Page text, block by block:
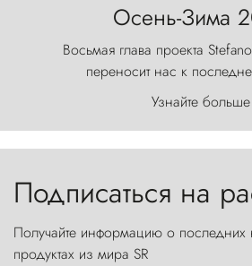
Осень-Зима
Восьмая глава проекта
переносит нас к
первозданного мира,
первобытной яростью ваяет
Торрес-дель-Пайне, словно
Узнайте больше
Подписаться на
Получайте информацию о последних
продуктах из мира SR